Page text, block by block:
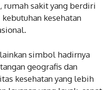
rumah sakit yang berdiri
kesehatan
simbol hadirnya
geografis dan
kesehatan yang lebih